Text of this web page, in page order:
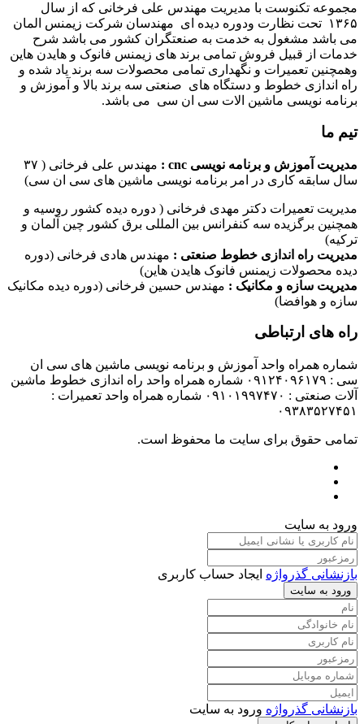
مجموعه تکنوست با مدیریت مهندس علی فرخانی که از سال
۱۳۶۵ تحت نظارت ودوره دیده ای مهندسان شرکت زیمنس المان
می باشد مشغول به خدمت به صنعتگران کشور می باشد شرح
خدمات از قبیل فروش تمامی برند های زیمنس فانوک و هایدن هاین
وهمچنین تعمیرات و نگهداری تمامی محصولات سه برند یاد شده و
راه اندازی خطوط و دستگاه های صنعتی سه برند بالا و آموزش و
برنامه نویسی ماشین الات سی ان سی می باشد.
تیم ما
مدیریت آموزش و برنامه نویسی cnc :
مهندس علی فرخانی ( ۳۷
سال سابقه کاری در امر برنامه نویسی ماشین های سی ان سی)
مدیریت تعمیرات دکتر مهدی فرخانی ( دوره دیده کشور روسیه و
همچنین برگزیده سه کنفرانس بین المللی برق کشور چین آلمان و
ترکیه)
مدیریت راه اندازی خطوط صنعتی : مهندس هادی فرخانی (دوره
دیده محصولات زیمنس فانوک هایدن هاین)
مدیریت سازه و مکانیک : مهندس حسین فرخانی (دوره دیده مکانیک
سازه و هوافضا)
راه های ارتباطی
شماره همراه واحد آموزش و برنامه نویسی ماشین های سی ان
سی : ۰۹۱۲۴۰۹۶۱۷۹ شماره همراه واحد راه اندازی خطوط ماشین
آلات صنعتی : ۰۹۱۰۱۹۹۷۴۷۰ شماره همراه واحد تعمیرات :
۰۹۳۸۳۵۲۷۴۵۱
تمامی حقوق برای سایت ما محفوظ است.
ورود به سایت
بازنشانی گذرواژه ایجاد حساب کاربری
ورود به سایت
بازنشانی گذرواژه ورود به سایت